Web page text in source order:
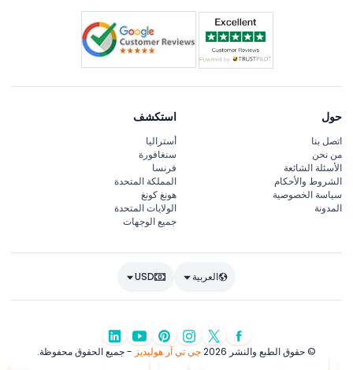
حول
اتصل بنا
من نحن
الأسئلة الشائعة
الشروط والأحكام
سياسة الخصوصية
المدونة
استكشف
أستراليا
سنغافورة
فرنسا
المملكة المتحدة
هونغ كونغ
الولايات المتحدة
جميع الوجهات
العربية USD
© حقوق الطبع والنشر 2026 جي تي آر هوليديز - جميع الحقوق محفوظة.